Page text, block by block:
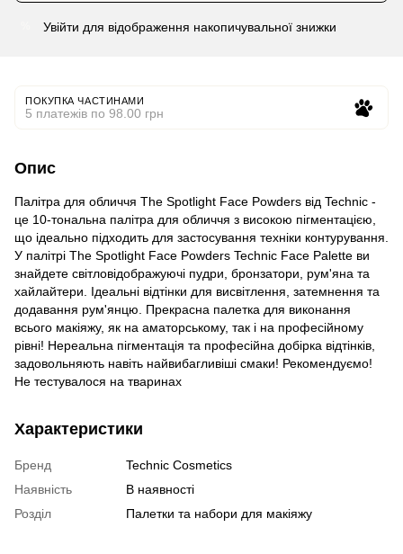
Увійти для відображення накопичувальної знижки
ПОКУПКА ЧАСТИНАМИ
5 платежів по 98.00 грн
Опис
Палітра для обличчя The Spotlight Face Powders від Technic -
це 10-тональна палітра для обличчя з високою пігментацією,
що ідеально підходить для застосування техніки контурування.
У палітрі The Spotlight Face Powders Technic Face Palette ви
знайдете світловідображуючі пудри, бронзатори, рум'яна та
хайлайтери. Ідеальні відтінки для висвітлення, затемнення та
додавання рум'янцю. Прекрасна палетка для виконання
всього макіяжу, як на аматорському, так і на професійному
рівні! Нереальна пігментація та професійна добірка відтінків,
задовольняють навіть найвибагливіші смаки! Рекомендуємо!
Не тестувалося на тваринах
Характеристики
Бренд
Technic Cosmetics
Наявність
В наявності
Розділ
Палетки та набори для макіяжу